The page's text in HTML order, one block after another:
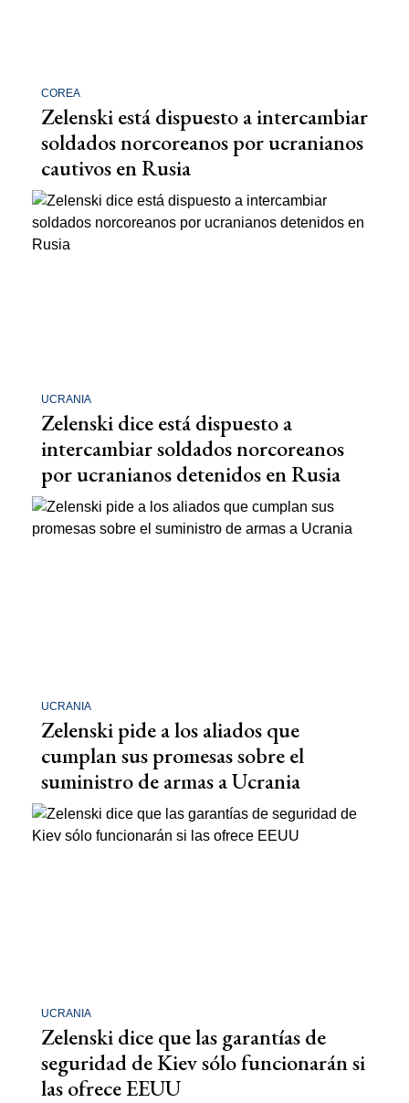
COREA
Zelenski está dispuesto a intercambiar
soldados norcoreanos por ucranianos
cautivos en Rusia
UCRANIA
Zelenski dice está dispuesto a
intercambiar soldados norcoreanos
por ucranianos detenidos en Rusia
UCRANIA
Zelenski pide a los aliados que
cumplan sus promesas sobre el
suministro de armas a Ucrania
UCRANIA
Zelenski dice que las garantías de
seguridad de Kiev sólo funcionarán si
las ofrece EEUU